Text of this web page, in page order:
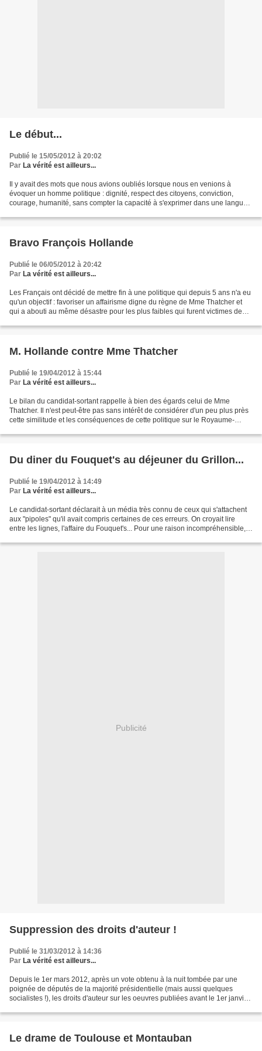
Le début...
Publié le 15/05/2012 à 20:02
Par La vérité est ailleurs...
Il y avait des mots que nous avions oubliés lorsque nous en venions à
évoquer un homme politique : dignité, respect des citoyens, conviction,
courage, humanité, sans compter la capacité à s'exprimer dans une langue
Bravo François Hollande
Publié le 06/05/2012 à 20:42
Par La vérité est ailleurs...
Les Français ont décidé de mettre fin à une politique qui depuis 5 ans n'a eu
qu'un objectif : favoriser un affairisme digne du règne de Mme Thatcher et
qui a abouti au même désastre pour les plus faibles qui furent victimes de
M. Hollande contre Mme Thatcher
Publié le 19/04/2012 à 15:44
Par La vérité est ailleurs...
Le bilan du candidat-sortant rappelle à bien des égards celui de Mme
Thatcher. Il n'est peut-être pas sans intérêt de considérer d'un peu plus près
cette similitude et les conséquences de cette politique sur le Royaume-
Du diner du Fouquet's au déjeuner du Grillon...
Publié le 19/04/2012 à 14:49
Par La vérité est ailleurs...
Le candidat-sortant déclarait à un média très connu de ceux qui s'attachent
aux "pipoles" qu'il avait compris certaines de ces erreurs. On croyait lire
entre les lignes, l'affaire du Fouquet's... Pour une raison incompréhensible, il
Publicité
Suppression des droits d'auteur !
Publié le 31/03/2012 à 14:36
Par La vérité est ailleurs...
Depuis le 1er mars 2012, après un vote obtenu à la nuit tombée par une
poignée de députés de la majorité présidentielle (mais aussi quelques
socialistes !), les droits d'auteur sur les oeuvres publiées avant le 1er janvier
Le drame de Toulouse et Montauban